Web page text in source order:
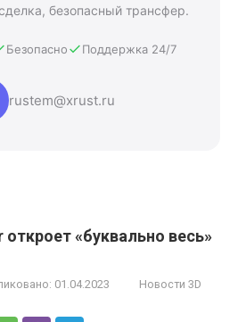
безопасный трансфер.
Безопасно Поддержка 24/7
rustem@xrust.ru
«буквально весь»
01.04.2023
Новости 3D